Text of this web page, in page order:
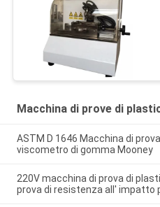
Macchina di prove di
ASTM D 1646 Macchina di
viscometro di gomma Mooney
220V macchina di prova di
prova di resistenza all' impatto